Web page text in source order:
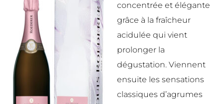
concentrée et élégante
grâce à la fraîcheur
acidulée qui vient
prolonger la
dégustation. Viennent
ensuite les sensations
classiques d’agrumes